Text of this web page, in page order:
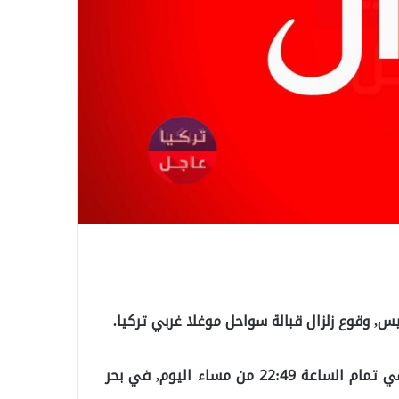
وقوع زلزال قبالة سواحل موغلا غربي تركيا.
ووفقاً لما ترجمه “موقع تركيا عاجل”, فقد وقع الزلزال في تمام الساعة 22:49 من مساء اليوم, في بحر